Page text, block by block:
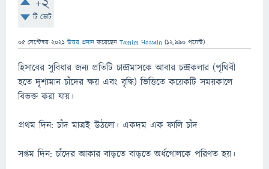
টি ভোট
05 সেপ্টেম্বর 2021 উত্তর প্রদান করেছেন Tamim Hossain (12,990 পয়েন্ট)
হিসাবের সুবিধার জন্য প্রতিটি চান্দ্রমাসকে আবার চন্দ্রকলার (পৃথিবী
হতে দৃশ্যমান চাঁদের ক্ষয় এবং বৃদ্ধি) ভিত্তিতে কয়েকটি সময়কালে
বিভক্ত করা যায়।
প্রথম দিন: চাঁদ মাত্রই উঠলো। একদম এক ফালি চাঁদ
সপ্তম দিন: চাঁদের আকার বাড়তে বাড়তে অর্ধগোলকে পরিণত হয়।